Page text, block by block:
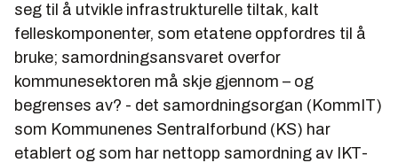
seg til å utvikle infrastrukturelle tiltak, kalt
felleskomponenter, som etatene oppfordres til å
bruke; samordningsansvaret overfor
kommunesektoren må skje gjennom – og
begrenses av? - det samordningsorgan (KommIT)
som Kommunenes Sentralforbund (KS) har
etablert og som har nettopp samordning av IKT-